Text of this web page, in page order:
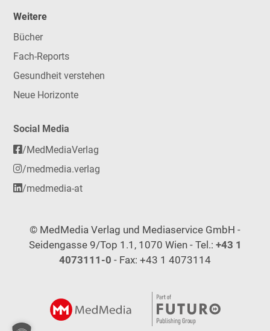
Weitere
Bücher
Fach-Reports
Gesundheit verstehen
Neue Horizonte
Social Media
/MedMediaVerlag
/medmedia.verlag
/medmedia-at
© MedMedia Verlag und Mediaservice GmbH -
Seidengasse 9/Top 1.1, 1070 Wien - Tel.: +43 1
4073111-0 - Fax: +43 1 4073114